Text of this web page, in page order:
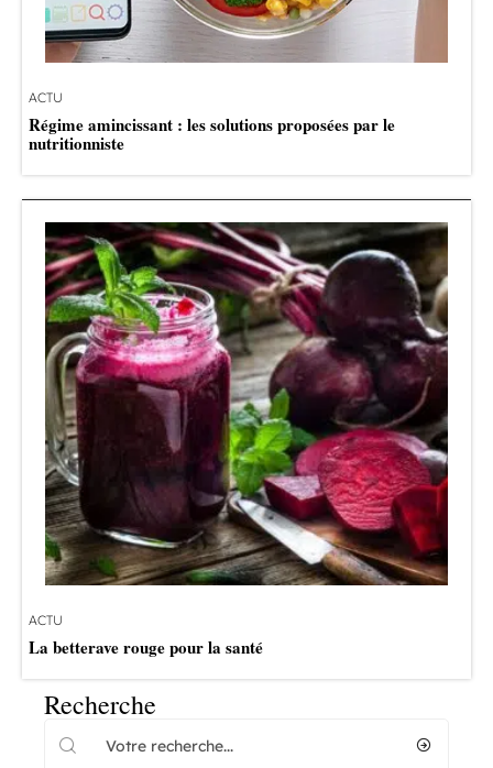
ACTU
Régime amincissant : les solutions proposées par le
nutritionniste
ACTU
La betterave rouge pour la santé
Recherche